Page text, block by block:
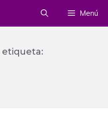
Menú
etiqueta: